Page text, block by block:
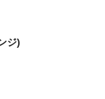
ジ)